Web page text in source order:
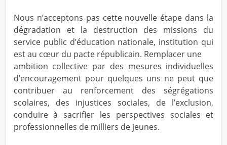
Nous n’acceptons pas cette nouvelle étape dans la
dégradation et la destruction des missions du
service public d’éducation nationale, institution qui
est au cœur du pacte républicain. Remplacer une
ambition collective par des mesures individuelles
d’encouragement pour quelques uns ne peut que
contribuer au renforcement des ségrégations
scolaires, des injustices sociales, de l’exclusion,
conduire à sacrifier les perspectives sociales et
professionnelles de milliers de jeunes.